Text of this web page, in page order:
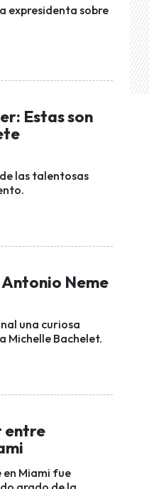
expresidenta sobre
Estas son
las talentosas
Neme
una curiosa
Michelle Bachelet.
entre
en Miami fue